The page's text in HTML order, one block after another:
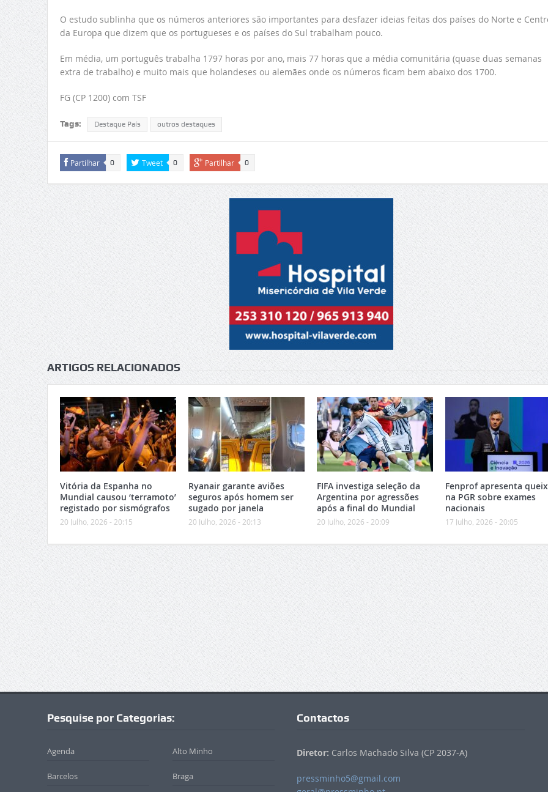
O estudo sublinha que os números anteriores são importantes para desfazer ideias feitas dos países do Norte e
da Europa que dizem que os portugueses e os países do Sul trabalham pouco.
Em média, um português trabalha 1797 horas por ano, mais 77 horas que a média comunitária (quase duas semanas
extra de trabalho) e muito mais que holandeses ou alemães onde os números ficam bem abaixo dos 1700.
FG (CP 1200) com TSF
Tags: Destaque País outros destaques
Partilhar 0 Tweet 0 Partilhar 0
ARTIGOS RELACIONADOS
Vitória da Espanha no
Mundial causou ‘terramoto’
registado por sismógrafos
20 Julho, 2026 - 20:15
Ryanair garante aviões
seguros após homem ser
sugado por janela
20 Julho, 2026 - 20:13
FIFA investiga seleção da
Argentina por agressões
após a final do Mundial
20 Julho, 2026 - 20:09
Fenprof apresenta
na PGR sobre exames
nacionais
17 Julho, 2026 - 20:05
Pesquise por Categorias:
Agenda Alto Minho
Barcelos Braga
Contactos
Diretor: Carlos Machado Silva (CP 2037-A)
pressminho5@gmail.com